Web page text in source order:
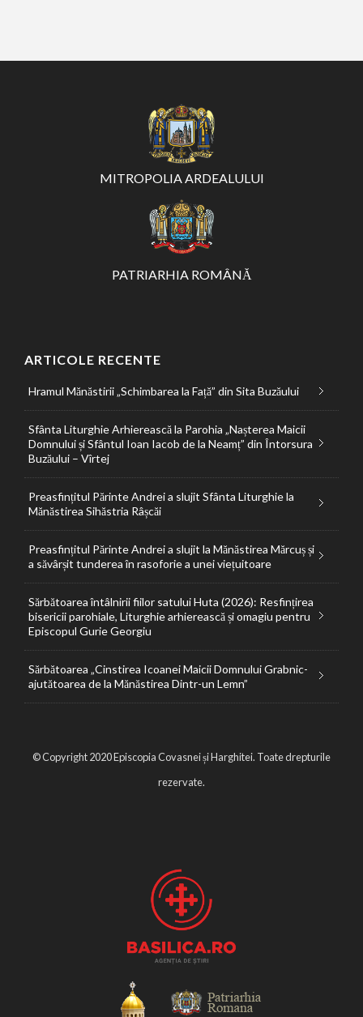
MITROPOLIA ARDEALULUI
PATRIARHIA ROMÂNĂ
ARTICOLE RECENTE
Hramul Mănăstirii „Schimbarea la Față” din Sita Buzăului
Sfânta Liturghie Arhierească la Parohia „Nașterea Maicii
Domnului și Sfântul Ioan Iacob de la Neamț” din Întorsura
Buzăului – Vîrtej
Preasfințitul Părinte Andrei a slujit Sfânta Liturghie la
Mănăstirea Sihăstria Râșcăi
Preasfințitul Părinte Andrei a slujit la Mănăstirea Mărcuș și
a săvârșit tunderea în rasoforie a unei viețuitoare
Sărbătoarea întâlnirii fiilor satului Huta (2026): Resfințirea
bisericii parohiale, Liturghie arhierească și omagiu pentru
Episcopul Gurie Georgiu
Sărbătoarea „Cinstirea Icoanei Maicii Domnului Grabnic-
ajutătoarea de la Mănăstirea Dintr-un Lemn”
© Copyright 2020 Episcopia Covasnei și Harghitei. Toate drepturile
rezervate.